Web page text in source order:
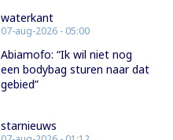
waterkant
07-aug-2026 - 05:00
Abiamofo: “Ik wil niet nog
een bodybag sturen naar dat
gebied”
starnieuws